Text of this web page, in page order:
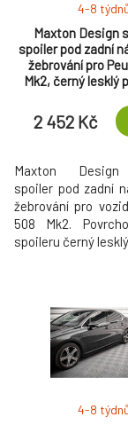
Maxton Design
spoiler pod zadní
žebrování pro
Mk2, černý lesklý
4-8
2 452 Kč
Maxton
spoiler pod zadní
žebrování pro
508 Mk2.
spoileru černý
4-8